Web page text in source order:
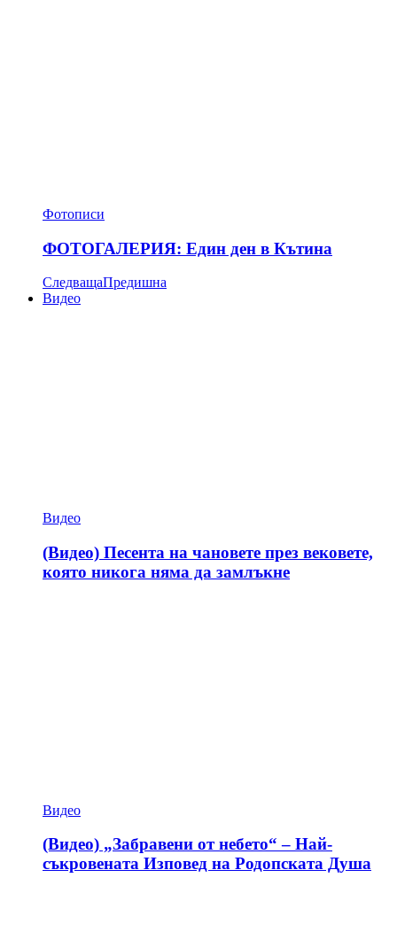
Фотописи
ФОТОГАЛЕРИЯ: Един ден в Кътина
СледващаПредишна
Видео
Видео
(Видео) Песента на чановете през вековете,
която никога няма да замлъкне
Видео
(Видео) „Забравени от небето“ – Най-
съкровената Изповед на Родопската Душа